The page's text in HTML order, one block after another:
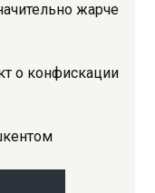
жарче
о конфискации